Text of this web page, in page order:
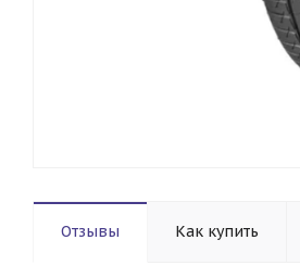
Отзывы Как купить